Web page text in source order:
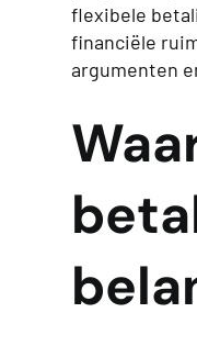
flexibele
financiële
argumenten